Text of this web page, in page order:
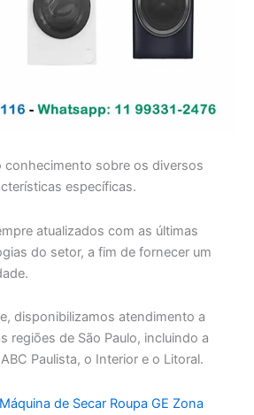
conhecimento sobre os diversos
específicas.
atualizados com as últimas
do setor, a fim de fornecer um
disponibilizamos atendimento a
regiões de São Paulo, incluindo a
Paulista, o Interior e o Litoral.
de Secar Roupa GE Zona